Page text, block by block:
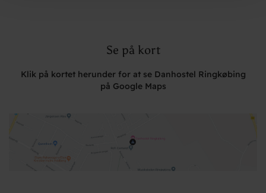
Se på kort
Klik på kortet herunder for at se Danhostel Ringkøbing
på Google Maps